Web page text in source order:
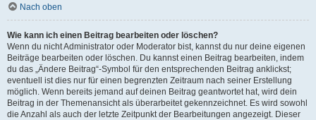
Nach oben
Wie kann ich einen Beitrag bearbeiten oder löschen?
Wenn du nicht Administrator oder Moderator bist, kannst du nur deine eigenen
Beiträge bearbeiten oder löschen. Du kannst einen Beitrag bearbeiten, indem
du das „Ändere Beitrag“-Symbol für den entsprechenden Beitrag anklickst;
eventuell ist dies nur für einen begrenzten Zeitraum nach seiner Erstellung
möglich. Wenn bereits jemand auf deinen Beitrag geantwortet hat, wird dein
Beitrag in der Themenansicht als überarbeitet gekennzeichnet. Es wird sowohl
die Anzahl als auch der letzte Zeitpunkt der Bearbeitungen angezeigt. Dieser